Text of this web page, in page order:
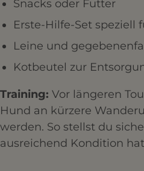
Snacks oder Futter
Erste-Hilfe-Set speziell
Leine und
Kotbeutel zur
Training: Vor längeren
Hund an kürzere
werden. So stellst du
ausreichend Kondition